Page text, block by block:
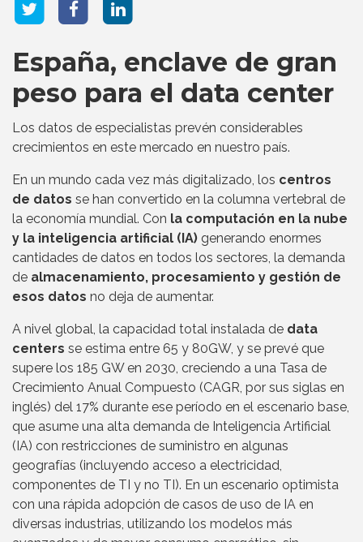
España, enclave de gran
peso para el data center
Los datos de especialistas prevén considerables
crecimientos en este mercado en nuestro país.
En un mundo cada vez más digitalizado, los centros
de datos se han convertido en la columna vertebral de
la economía mundial. Con la computación en la nube
y la inteligencia artificial (IA) generando enormes
cantidades de datos en todos los sectores, la demanda
de almacenamiento, procesamiento y gestión de
esos datos no deja de aumentar.
A nivel global, la capacidad total instalada de data
centers se estima entre 65 y 80GW, y se prevé que
supere los 185 GW en 2030, creciendo a una Tasa de
Crecimiento Anual Compuesto (CAGR, por sus siglas en
inglés) del 17% durante ese período en el escenario base,
que asume una alta demanda de Inteligencia Artificial
(IA) con restricciones de suministro en algunas
geografías (incluyendo acceso a electricidad,
componentes de TI y no TI). En un escenario optimista
con una rápida adopción de casos de uso de IA en
diversas industrias, utilizando los modelos más